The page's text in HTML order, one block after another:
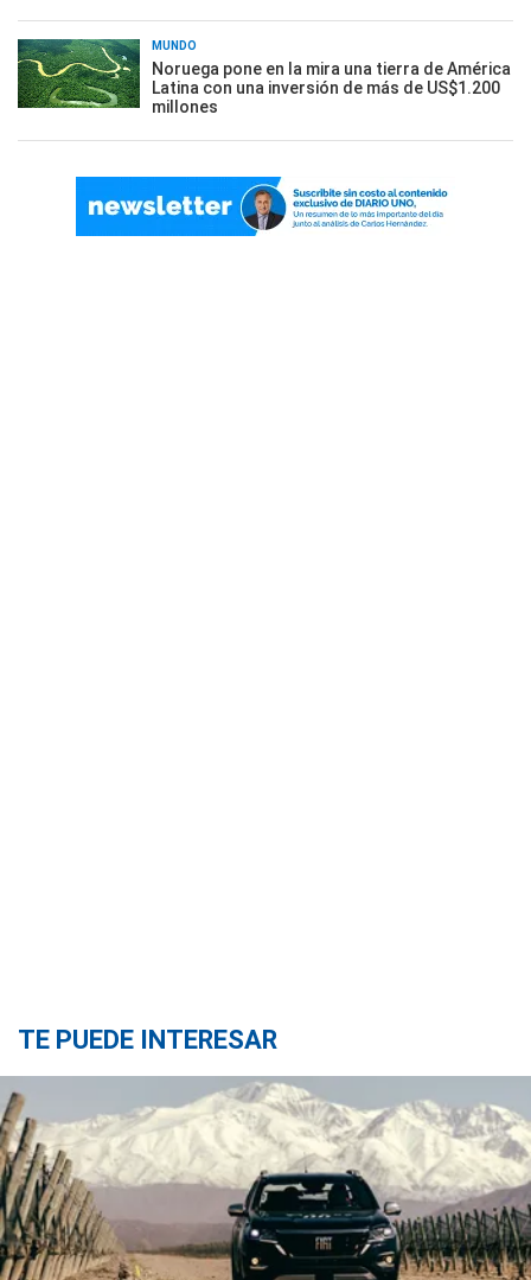
MUNDO
Noruega pone en la mira una tierra de América
Latina con una inversión de más de US$1.200
millones
TE PUEDE INTERESAR